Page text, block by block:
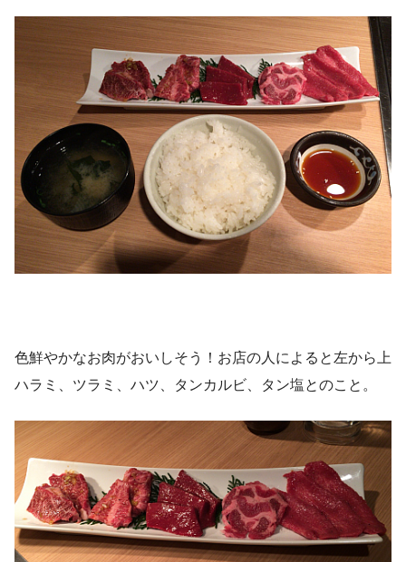
色鮮やかなお肉がおいしそう！お店の人によると左から上
ハラミ、ツラミ、ハツ、タンカルビ、タン塩とのこと。